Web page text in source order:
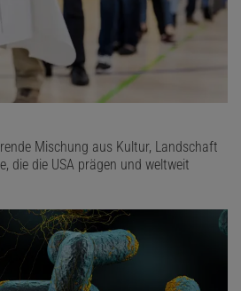
Mischung aus Kultur, Landschaft
die die USA prägen und weltweit